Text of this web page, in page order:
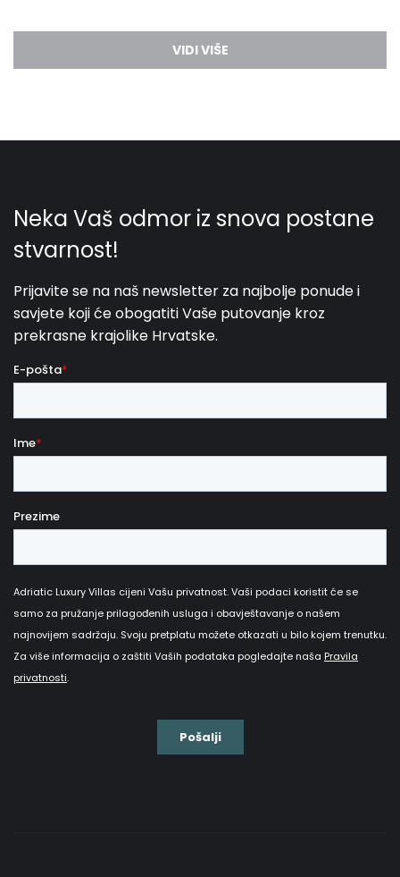
Hrvatska obala je, sa svojih1200 otoka, otočića i
, jedna od najrazvedenijih na svijetu i čini čak
74 % ukupne obale Jadrana. Na hrvatskim se
Lastovo). Stoga bi bila prava šteta ostati na kopnu i
Dođite sa svojim brodom ili unajmite brod te obiđite
obližnje otoke, kupajte se u prekrasnim neotkrivenim
netaknutoj prirodi.Nakon izleta s brodom, vratite
se u svoju izabranu vilui odmorite se uz različite
sadržaje kao što su grijani bazen, sauna i jacuzzi.
Što možete očekivati ako
unajmite vilu s brodskim
vezom u Hrvatskoj:
- mogućnost otkrivanja hrvatske obale i svih njenih
ljepota
- nezaboravni brodski izleti po Vašim željama
- širok izbor vila duž cijele hrvatske obale
- mogućnost izbora između različitih sadržaji kao što